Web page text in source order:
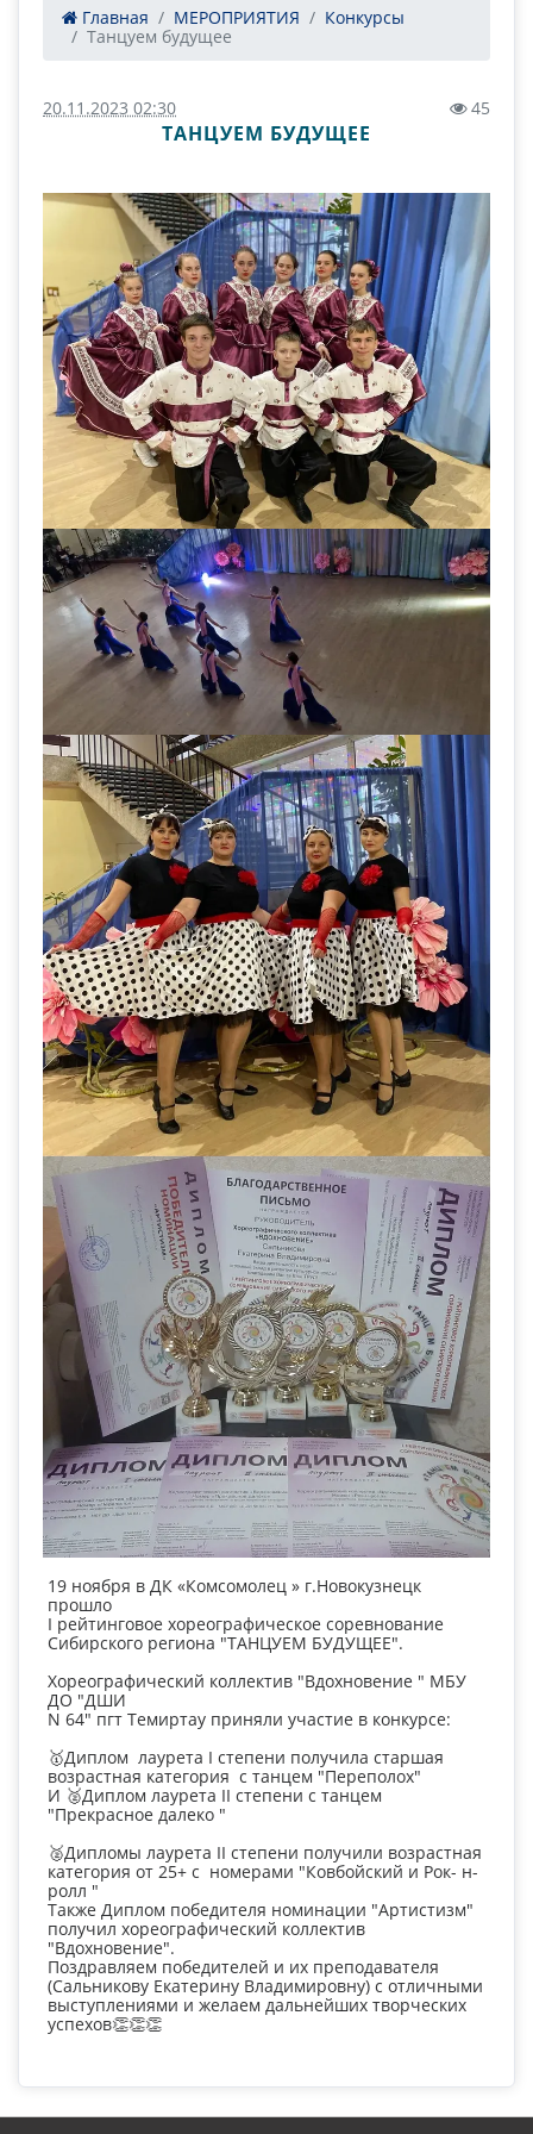
Главная МЕРОПРИЯТИЯ
Конкурсы
Танцуем будущее
20.11.2023 02:30 45
ТАНЦУЕМ БУДУЩЕЕ
19 ноября в ДК «Комсомолец » г.Новокузнецк
прошло
I рейтинговое хореографическое соревнование
Сибирского региона "ТАНЦУЕМ БУДУЩЕЕ".
Хореографический коллектив "Вдохновение " МБУ
ДО "ДШИ
N 64" пгт Темиртау приняли участие в конкурсе:
🥇Диплом лаурета I степени получила старшая
возрастная категория с танцем "Переполох"
И 🥈Диплом лаурета II степени с танцем
"Прекрасное далеко "
🥈Дипломы лаурета II степени получили возрастная
категория от 25+ с номерами "Ковбойский и Рок- н-
ролл "
Также Диплом победителя номинации "Артистизм"
получил хореографический коллектив
"Вдохновение".
Поздравляем победителей и их преподавателя
(Сальникову Екатерину Владимировну) с отличными
выступлениями и желаем дальнейших творческих
успехов👏👏👏